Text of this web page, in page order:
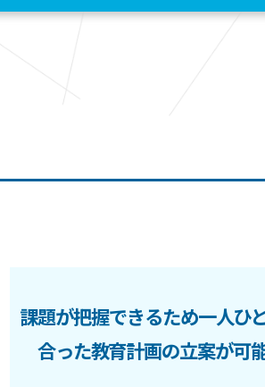
課題が把握できるため一人ひ
合った教育計画の立案が可